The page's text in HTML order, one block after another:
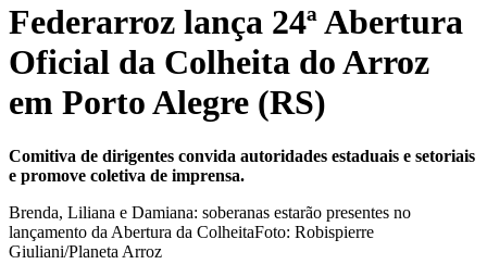
Federarroz lança 24ª Abertura
Oficial da Colheita do Arroz
em Porto Alegre (RS)
Comitiva de dirigentes convida autoridades estaduais e setoriais
e promove coletiva de imprensa.
Brenda, Liliana e Damiana: soberanas estarão presentes no
lançamento da Abertura da ColheitaFoto: Robispierre
Giuliani/Planeta Arroz